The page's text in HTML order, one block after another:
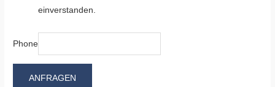
einverstanden.
Phone
ANFRAGEN